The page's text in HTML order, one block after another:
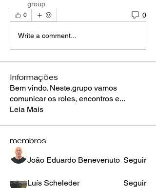
group.
0 0
Write a comment...
Informações
Bem vindo. Neste.grupo vamos
comunicar os roles, encontros e...
Leia Mais
membros
João Eduardo Benevenuto Seguir
Luís Scheleder
Seguir